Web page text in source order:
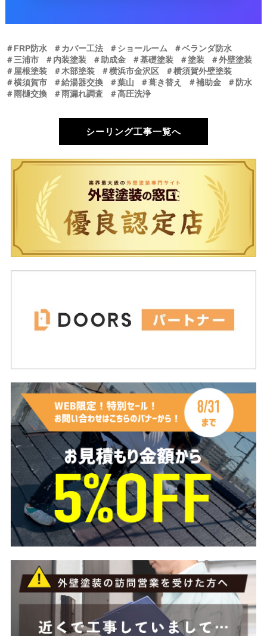
＃FRP防水 ＃カバー工法 ＃ショールーム
＃ベランダ防水
＃三浦市
＃内装塗装 ＃助成金 ＃基礎塗装 ＃塗装
＃外壁塗装
＃屋根塗装
＃木部塗装 ＃横浜市金沢区
＃横須賀外壁塗装
＃横須賀市
＃給湯器交換 ＃葉山 ＃葺き替え ＃補助金
＃防水
＃雨樋交換
＃雨漏れ調査 ＃高圧洗浄
シーリング工事一覧へ